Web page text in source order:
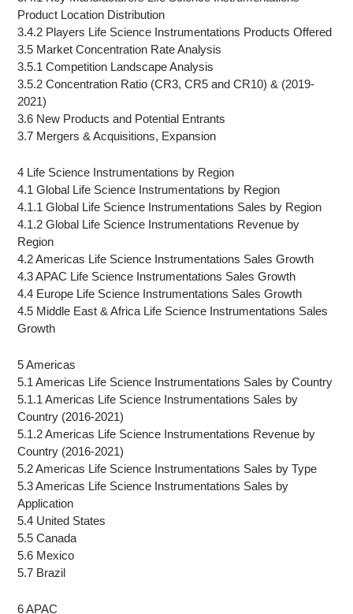
Product Location Distribution
3.4.2 Players Life Science Instrumentations Products Offered
3.5 Market Concentration Rate Analysis
3.5.1 Competition Landscape Analysis
3.5.2 Concentration Ratio (CR3, CR5 and CR10) & (2019-
2021)
3.6 New Products and Potential Entrants
3.7 Mergers & Acquisitions, Expansion
4 Life Science Instrumentations by Region
4.1 Global Life Science Instrumentations by Region
4.1.1 Global Life Science Instrumentations Sales by Region
4.1.2 Global Life Science Instrumentations Revenue by
Region
4.2 Americas Life Science Instrumentations Sales Growth
4.3 APAC Life Science Instrumentations Sales Growth
4.4 Europe Life Science Instrumentations Sales Growth
4.5 Middle East & Africa Life Science Instrumentations Sales
Growth
5 Americas
5.1 Americas Life Science Instrumentations Sales by Country
5.1.1 Americas Life Science Instrumentations Sales by
Country (2016-2021)
5.1.2 Americas Life Science Instrumentations Revenue by
Country (2016-2021)
5.2 Americas Life Science Instrumentations Sales by Type
5.3 Americas Life Science Instrumentations Sales by
Application
5.4 United States
5.5 Canada
5.6 Mexico
5.7 Brazil
6 APAC